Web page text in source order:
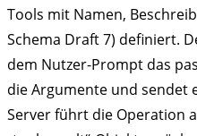
Tools mit Namen,
Schema Draft 7) definiert.
dem Nutzer-Prompt das
die Argumente und sendet
Server führt die Operation